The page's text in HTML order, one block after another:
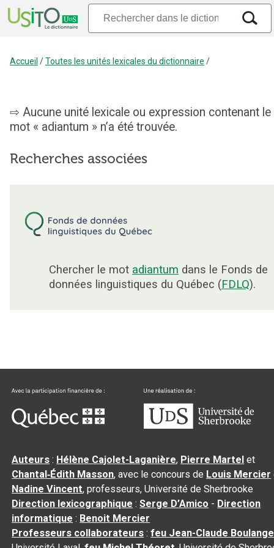
Accueil /Toutes les unités lexicales du dictionnaire /
Aucune unité lexicale ou expression contenant le
mot « adiantum » n’a été trouvée.
Recherches associées
Chercher le mot adiantum dans le Fonds de
données linguistiques du Québec (FDLQ).
Auteurs : Hélène Cajolet-Laganière, Pierre Martel et
Chantal‑Édith Masson, avec le concours de Louis Mercier
Nadine Vincent, professeurs, Université de Sherbrooke
Direction lexicographique :Serge D’Amico - Direction
informatique : Benoit Mercier
Professeurs collaborateurs :feu Jean-Claude